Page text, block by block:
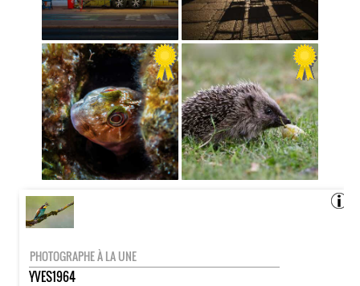
PHOTOGRAPHE À LA UNE
YVES1964